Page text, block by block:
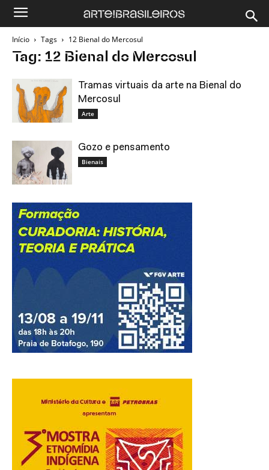
Início Tags 12 Bienal do Mercosul
Tag: 12 Bienal do Mercosul
Tramas virtuais da arte na Bienal do
Mercosul
Arte
Gozo e pensamento
Bienais